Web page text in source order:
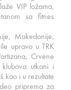
VIP ložama,
sa fitnes
Makedonije,
upravo u TRK
Crvene
utkani i
kao i u rezultate
priprema za